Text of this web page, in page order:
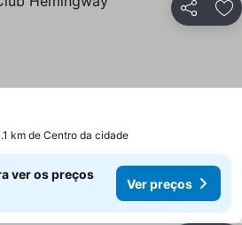
Partilhar
km de Centro da cidade
ver os preços
Ver preços